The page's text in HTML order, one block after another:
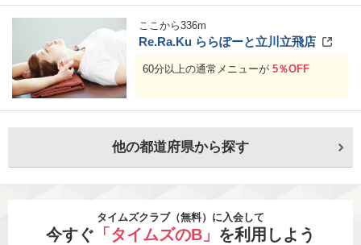
ここから336m
Re.Ra.Ku ららぽーと立川立飛店
60分以上の通常メニューが 5％OFF
他の都道府県から探す
タイムズクラブ（無料）に入会して
今すぐ 「タイムズのB」 を利用しよう